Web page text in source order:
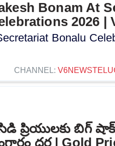
Bonam At
2026 |
Bonalu
CHANNEL:
ప్రియులకు బిగ్
ధర | Gold